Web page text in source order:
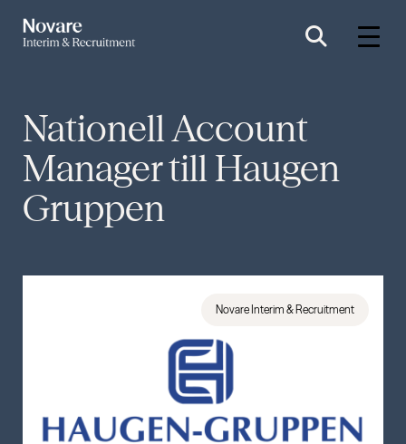
Nationell Account
Manager till Haugen
Gruppen
Novare Interim & Recruitment